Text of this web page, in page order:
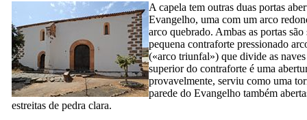
A capela tem outras duas portas
Evangelho, uma com um arco
arco quebrado. Ambas as portas são
pequena contraforte pressionado
(«arco triunfal») que divide as
superior do contraforte é uma
provavelmente, serviu como uma
parede do Evangelho também
estreitas de pedra clara.